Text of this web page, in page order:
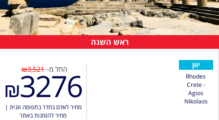
ראש השנה
יוון
Rhodes
Crete -
Agios
Nikolaos
החל מ- ₪3,521
₪3276
מחיר לאדם בחדר בתפוסה זוגית |
מחיר להזמנות באתר